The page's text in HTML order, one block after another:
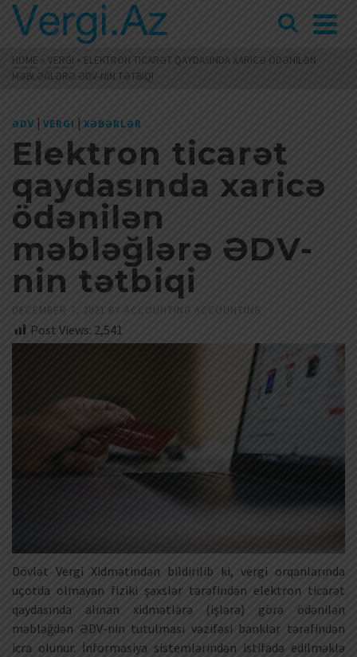
HOME » VERGI » ELEKTRON TICARƏT QAYDASINDA XARICƏ ÖDƏNILƏN
MƏBLƏĞLƏRƏ ƏDV-NIN TƏTBIQI
ƏDV | VERGI | XƏBƏRLƏR
Elektron ticarət
qaydasında xaricə
ödənilən
məbləğlərə ƏDV-
nin tətbiqi
DECEMBER 7, 2021 BY ACCOUNTING ACCOUNTING
Post Views: 2,541
Dövlət Vergi Xidmətindən bildirilib ki, vergi orqanlarında
uçotda olmayan fiziki şəxslər tərəfindən elektron ticarət
qaydasında alınan xidmətlərə (işlərə) görə ödənilən
məbləğdən ƏDV-nin tutulması vəzifəsi banklar tərəfindən
icra olunur. İnformasiya sistemlərindən istifadə edilməklə